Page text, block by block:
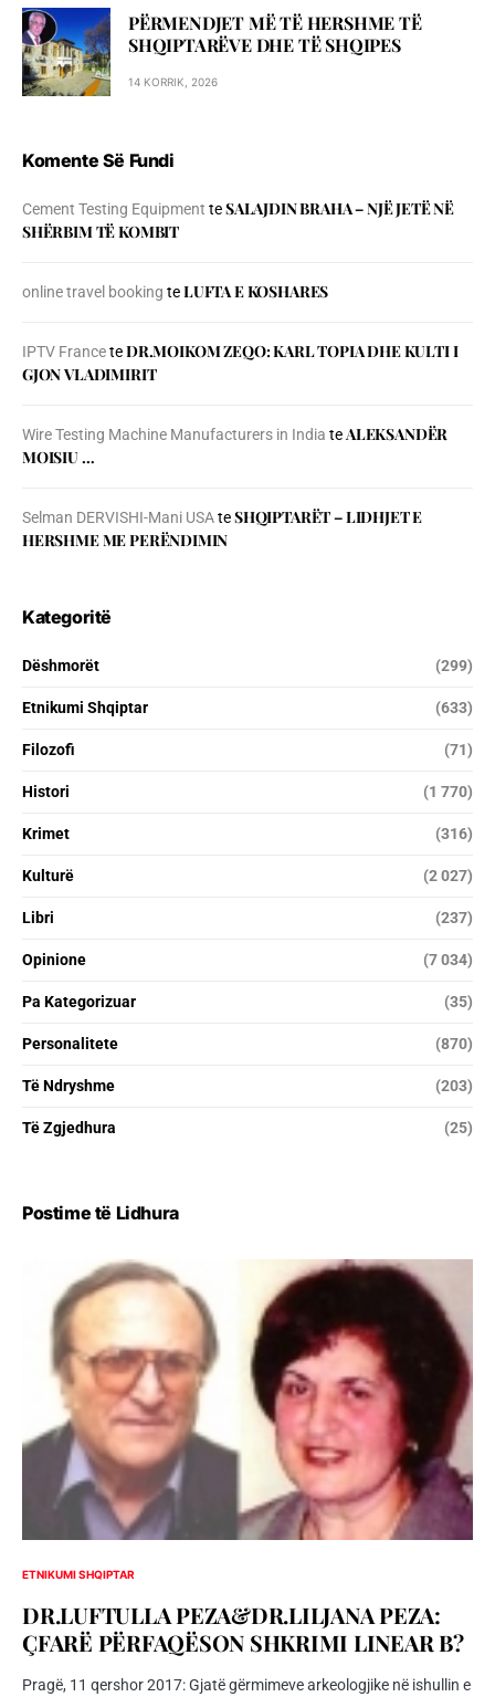
PËRMENDJET MË TË HERSHME TË
SHQIPTARËVE DHE TË SHQIPES
14 KORRIK, 2026
Komente Së Fundi
Cement Testing Equipment teSALAJDIN BRAHA – NJЁ JETЁ NЁ
SHЁRBIM TЁ KOMBIT
online travel booking teLUFTA E KOSHARES
IPTV FranceteDR.MOIKOM ZEQO: KARL TOPIA DHE KULTI I
GJON VLADIMIRIT
Wire Testing Machine Manufacturers in India teALEKSANDËR
MOISIU …
Selman DERVISHI-Mani USAteSHQIPTARËT – LIDHJET E
HERSHME ME PERËNDIMIN
Kategoritë
Dëshmorët (299)
Etnikumi Shqiptar (633)
Filozofi (71)
Histori (1 770)
Krimet (316)
Kulturë (2 027)
Libri (237)
Opinione (7 034)
Pa Kategorizuar (35)
Personalitete (870)
Të Ndryshme (203)
Të Zgjedhura (25)
Postime të Lidhura
ETNIKUMI SHQIPTAR
DR.LUFTULLA PEZA&DR.LILJANA PEZA:
ÇFARË PËRFAQËSON SHKRIMI LINEAR B?
Pragë, 11 qershor 2017: Gjatë gërmimeve arkeologjike në ishullin e